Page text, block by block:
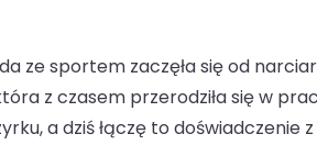
ze sportem zaczęła się od
z czasem przerodziła się w
a dziś łączę to doświadczenie